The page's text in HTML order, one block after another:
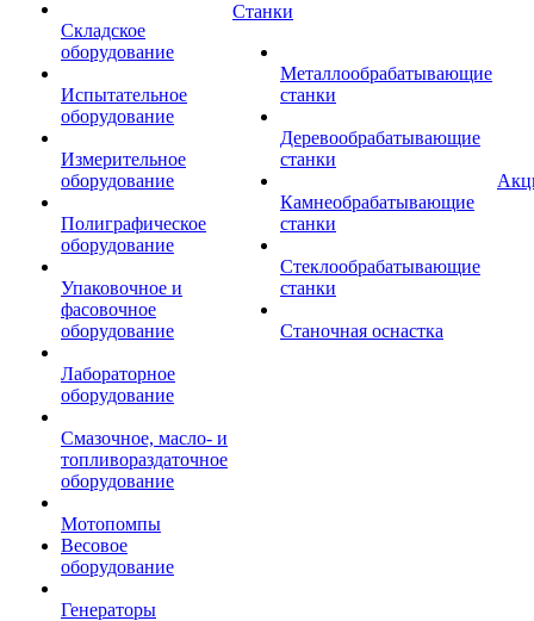
Складское
оборудование
Испытательное
оборудование
Измерительное
оборудование
Полиграфическое
оборудование
Упаковочное и
фасовочное
оборудование
Лабораторное
оборудование
Смазочное, масло- и
топливораздаточное
оборудование
Мотопомпы
Весовое
оборудование
Генераторы
Станки
Металлообрабатывающие
станки
Деревообрабатывающие
станки
Камнеобрабатывающие
станки
Стеклообрабатывающие
станки
Станочная оснастка